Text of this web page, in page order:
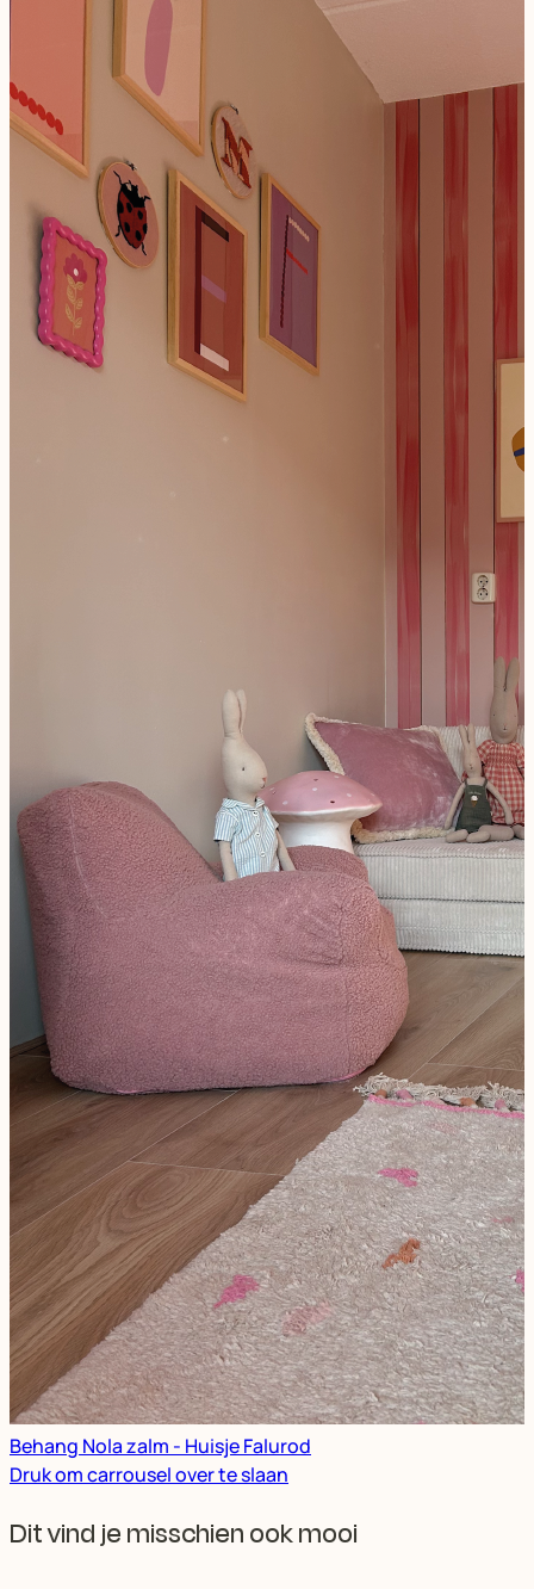
Behang Nola zalm - Huisje Falurod
Druk om carrousel over te slaan
Dit vind je misschien ook mooi